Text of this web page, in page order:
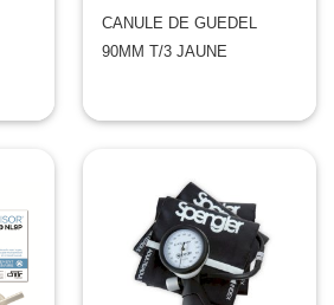
CANULE DE GUEDEL
90MM T/3 JAUNE